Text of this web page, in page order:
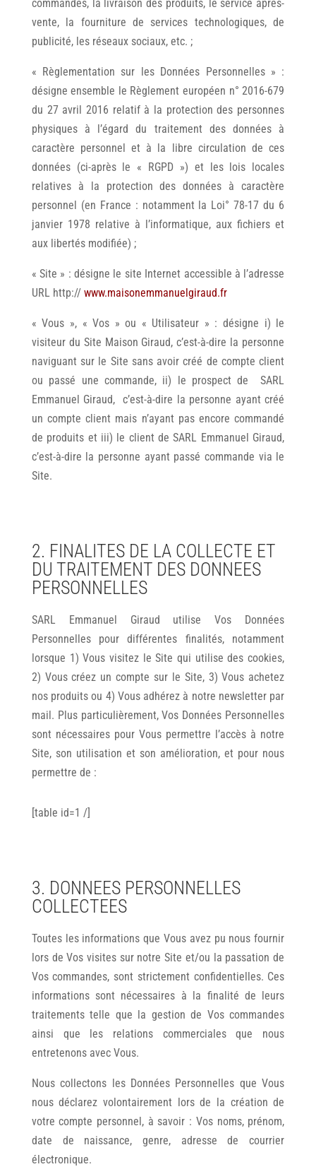
commandes, la livraison des produits, le service après-
vente, la fourniture de services technologiques, de
publicité, les réseaux sociaux, etc. ;
« Règlementation sur les Données Personnelles » :
désigne ensemble le Règlement européen n° 2016-679
du 27 avril 2016 relatif à la protection des personnes
physiques à l’égard du traitement des données à
caractère personnel et à la libre circulation de ces
données (ci-après le « RGPD ») et les lois locales
relatives à la protection des données à caractère
personnel (en France : notamment la Loi° 78-17 du 6
janvier 1978 relative à l’informatique, aux fichiers et
aux libertés modifiée) ;
« Site » : désigne le site Internet accessible à l’adresse
URL http:// www.maisonemmanuelgiraud.fr
« Vous », « Vos » ou « Utilisateur » : désigne i) le
visiteur du Site Maison Giraud, c’est-à-dire la personne
naviguant sur le Site sans avoir créé de compte client
ou passé une commande, ii) le prospect de SARL
Emmanuel Giraud, c’est-à-dire la personne ayant créé
un compte client mais n’ayant pas encore commandé
de produits et iii) le client de SARL Emmanuel Giraud,
c’est-à-dire la personne ayant passé commande via le
Site.
2. FINALITES DE LA COLLECTE ET
DU TRAITEMENT DES DONNEES
PERSONNELLES
SARL Emmanuel Giraud utilise Vos Données
Personnelles pour différentes finalités, notamment
lorsque 1) Vous visitez le Site qui utilise des cookies,
2) Vous créez un compte sur le Site, 3) Vous achetez
nos produits ou 4) Vous adhérez à notre newsletter par
mail. Plus particulièrement, Vos Données Personnelles
sont nécessaires pour Vous permettre l’accès à notre
Site, son utilisation et son amélioration, et pour nous
permettre de :
[table id=1 /]
3. DONNEES PERSONNELLES
COLLECTEES
Toutes les informations que Vous avez pu nous fournir
lors de Vos visites sur notre Site et/ou la passation de
Vos commandes, sont strictement confidentielles. Ces
informations sont nécessaires à la finalité de leurs
traitements telle que la gestion de Vos commandes
ainsi que les relations commerciales que nous
entretenons avec Vous.
Nous collectons les Données Personnelles que Vous
nous déclarez volontairement lors de la création de
votre compte personnel, à savoir : Vos noms, prénom,
date de naissance, genre, adresse de courrier
électronique.